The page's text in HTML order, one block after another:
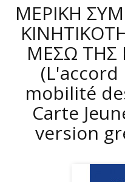
ΜΕΡΙΚΗ
ΜΕΣΩ ΤΗΣ
mobilité
Carte
version